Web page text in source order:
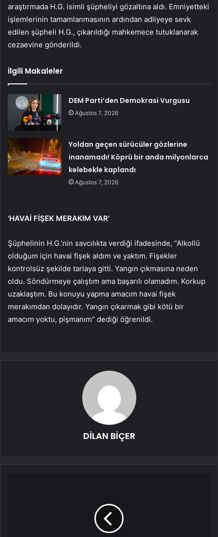
araştırmada H.G. isimli şüpheliyi gözaltına aldı. Emniyetteki
işlemlerinin tamamlanmasının ardından adliyeye sevk
edilen şüpheli H.G., çıkarıldığı mahkemece tutuklanarak
cezaevine gönderildi.
İlgili Makaleler
DEM Parti’den Demokrasi Vurgusu
Ağustos 7, 2026
Yoldan geçen sürücüler gözlerine
inanamadı! Köprü bir anda milyonlarca
kelebekle kaplandı
Ağustos 7, 2026
‘HAVAİ FİŞEK MERAKIM VAR’
Şüphelinin H.G.’nin savcılıkta verdiği ifadesinde, “Alkollü
olduğum için havai fişek aldım ve yaktım. Fişekler
kontrolsüz şekilde tarlaya gitti. Yangın çıkmasına neden
oldu. Söndürmeye çalıştım ama başarılı olamadım. Korkup
uzaklaştım. Bu konuyu yapma amacım havai fişek
merakımdan dolayıdır. Yangın çıkarmak gibi kötü bir
amacım yoktu, pişmanım” dediği öğrenildi.
DİLAN BİÇER